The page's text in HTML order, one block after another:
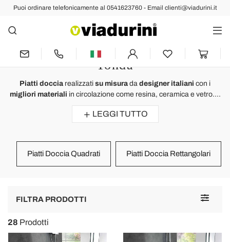
Puoi ordinare telefonicamente al 0541623760 - Email clienti@viadurini.it
Piatti Doccia su Misura in Resina,
Ceramica e Vetro Rettangolare e
Tonda
Piatti doccia realizzati su misura da designer italiani con i
migliori materiali in circolazione come resina, ceramica e vetro....
LEGGI TUTTO
Piatti Doccia Quadrati Piatti Doccia Rettangolari
Toggle
FILTRA PRODOTTI
28 Prodotti